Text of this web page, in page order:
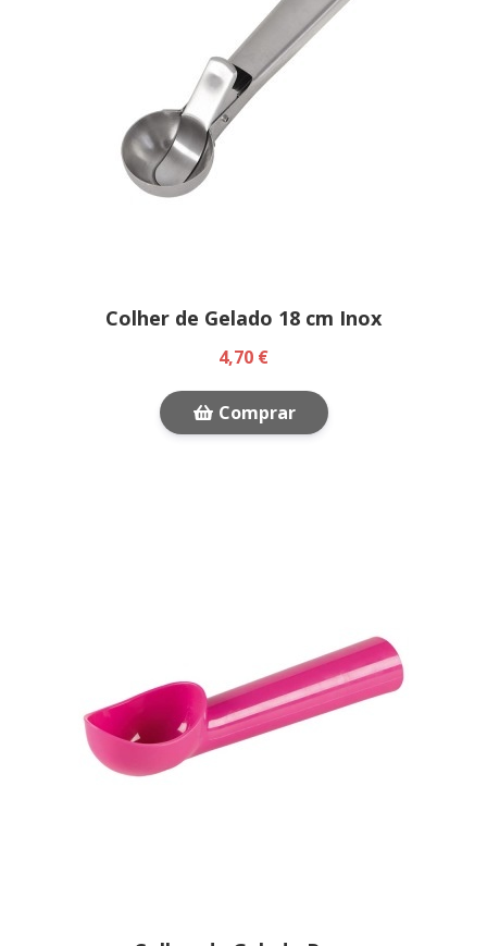
Colher de Gelado 18 cm Inox
4,70 €
Comprar